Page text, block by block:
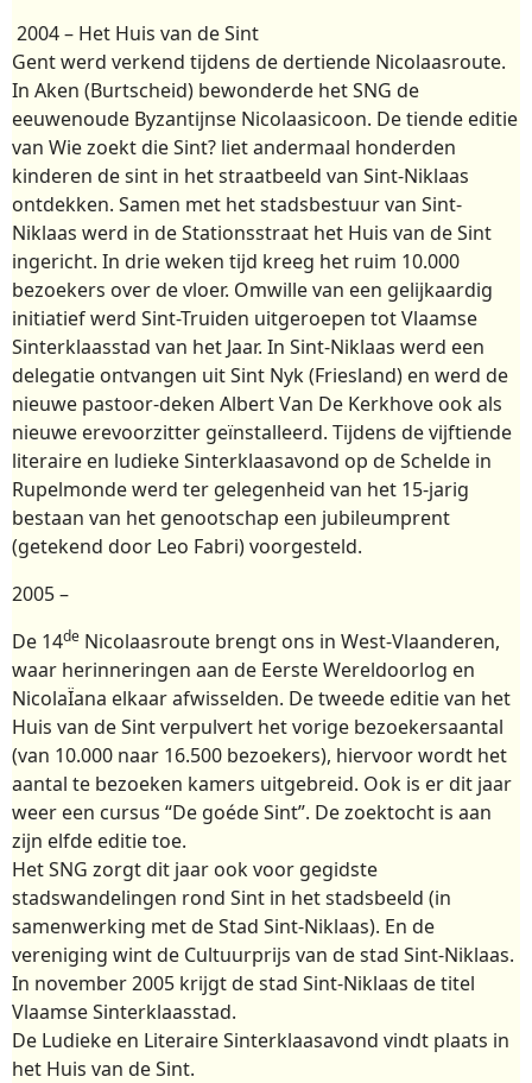
2004 – Het Huis van de Sint
Gent werd verkend tijdens de dertiende Nicolaasroute.
In Aken (Burtscheid) bewonderde het SNG de
eeuwenoude Byzantijnse Nicolaasicoon. De tiende editie
van Wie zoekt die Sint? liet andermaal honderden
kinderen de sint in het straatbeeld van Sint-Niklaas
ontdekken. Samen met het stadsbestuur van Sint-
Niklaas werd in de Stationsstraat het Huis van de Sint
ingericht. In drie weken tijd kreeg het ruim 10.000
bezoekers over de vloer. Omwille van een gelijkaardig
initiatief werd Sint-Truiden uitgeroepen tot Vlaamse
Sinterklaasstad van het Jaar. In Sint-Niklaas werd een
delegatie ontvangen uit Sint Nyk (Friesland) en werd de
nieuwe pastoor-deken Albert Van De Kerkhove ook als
nieuwe erevoorzitter geïnstalleerd. Tijdens de vijftiende
literaire en ludieke Sinterklaasavond op de Schelde in
Rupelmonde werd ter gelegenheid van het 15-jarig
bestaan van het genootschap een jubileumprent
(getekend door Leo Fabri) voorgesteld.
2005 –
De 14de Nicolaasroute brengt ons in West-Vlaanderen,
waar herinneringen aan de Eerste Wereldoorlog en
NicolaÏana elkaar afwisselden. De tweede editie van het
Huis van de Sint verpulvert het vorige bezoekersaantal
(van 10.000 naar 16.500 bezoekers), hiervoor wordt het
aantal te bezoeken kamers uitgebreid. Ook is er dit jaar
weer een cursus “De goéde Sint”. De zoektocht is aan
zijn elfde editie toe.
Het SNG zorgt dit jaar ook voor gegidste
stadswandelingen rond Sint in het stadsbeeld (in
samenwerking met de Stad Sint-Niklaas). En de
vereniging wint de Cultuurprijs van de stad Sint-Niklaas.
In november 2005 krijgt de stad Sint-Niklaas de titel
Vlaamse Sinterklaasstad.
De Ludieke en Literaire Sinterklaasavond vindt plaats in
het Huis van de Sint.